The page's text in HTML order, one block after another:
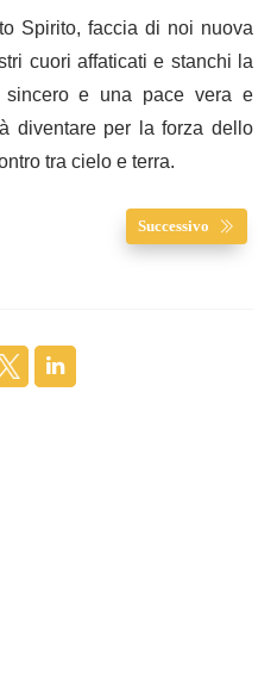
Spirito, faccia di noi nuova
cuori affaticati e stanchi la
e una pace vera e
diventare per la forza dello
tra cielo e terra.
Successivo